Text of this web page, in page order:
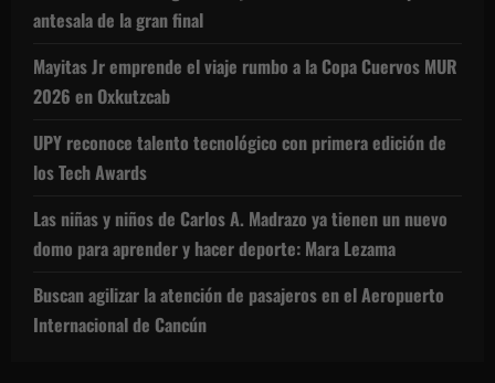
antesala de la gran final
Mayitas Jr emprende el viaje rumbo a la Copa Cuervos MUR
2026 en Oxkutzcab
UPY reconoce talento tecnológico con primera edición de
los Tech Awards
Las niñas y niños de Carlos A. Madrazo ya tienen un nuevo
domo para aprender y hacer deporte: Mara Lezama
Buscan agilizar la atención de pasajeros en el Aeropuerto
Internacional de Cancún